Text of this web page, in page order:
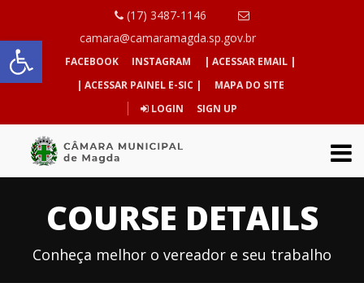
Abrir a barra de ferramentas
(17) 3487-1146
camara@camaramagda.sp.gov.br
FACEBOOK INSTAGRAM
| ACESSAR EMAIL |
| ACESSAR PAINEL E-SIC |
MAPA DO SITE
LOGIN
SIGN UP
COURSE DETAILS
Conheça melhor o vereador e seu trabalho